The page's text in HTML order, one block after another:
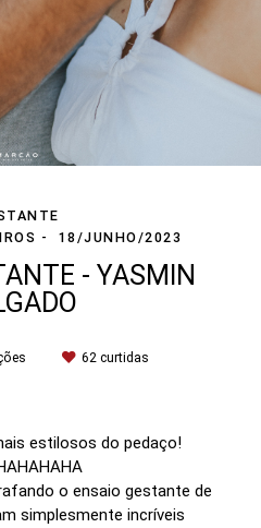
18/JUNHO/2023
- YASMIN
62curtidas
estilosos do pedaço!
o ensaio gestante de
simplesmente incríveis